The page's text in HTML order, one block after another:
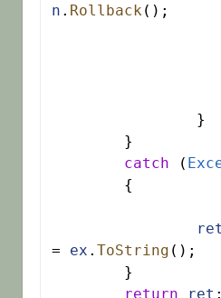
n . Rollback ();
catch (
ret
= ex . ToString ();
return
ret ;